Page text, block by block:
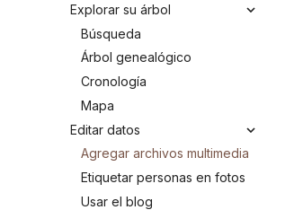
Explorar su árbol
Búsqueda
Árbol genealógico
Cronología
Mapa
Editar datos
Agregar archivos multimedia
Etiquetar personas en fotos
Usar el blog